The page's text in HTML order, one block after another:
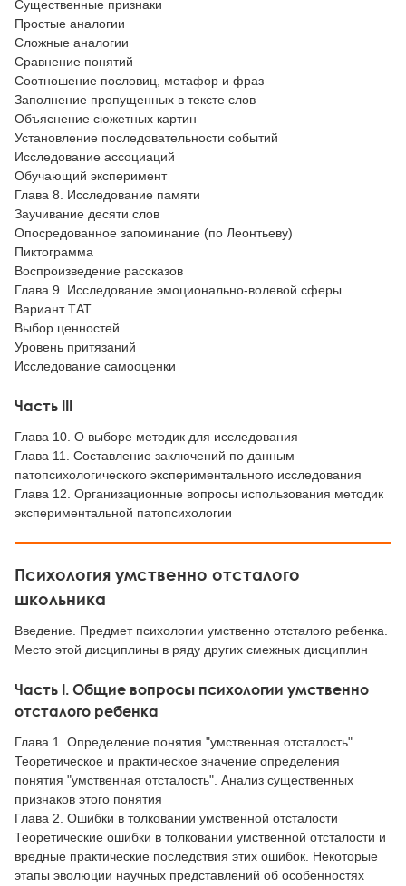
Существенные признаки
Простые аналогии
Сложные аналогии
Сравнение понятий
Соотношение пословиц, метафор и фраз
Заполнение пропущенных в тексте слов
Объяснение сюжетных картин
Установление последовательности событий
Исследование ассоциаций
Обучающий эксперимент
Глава 8. Исследование памяти
Заучивание десяти слов
Опосредованное запоминание (по Леонтьеву)
Пиктограмма
Воспроизведение рассказов
Глава 9. Исследование эмоционально-волевой сферы
Вариант ТАТ
Выбор ценностей
Уровень притязаний
Исследование самооценки
Часть III
Глава 10. О выборе методик для исследования
Глава 11. Составление заключений по данным
патопсихологического экспериментального исследования
Глава 12. Организационные вопросы использования методик
экспериментальной патопсихологии
Психология умственно отсталого
школьника
Введение. Предмет психологии умственно отсталого ребенка.
Место этой дисциплины в ряду других смежных дисциплин
Часть I. Общие вопросы психологии умственно
отсталого ребенка
Глава 1. Определение понятия "умственная отсталость"
Теоретическое и практическое значение определения
понятия "умственная отсталость". Анализ существенных
признаков этого понятия
Глава 2. Ошибки в толковании умственной отсталости
Теоретические ошибки в толковании умственной отсталости и
вредные практические последствия этих ошибок. Некоторые
этапы эволюции научных представлений об особенностях